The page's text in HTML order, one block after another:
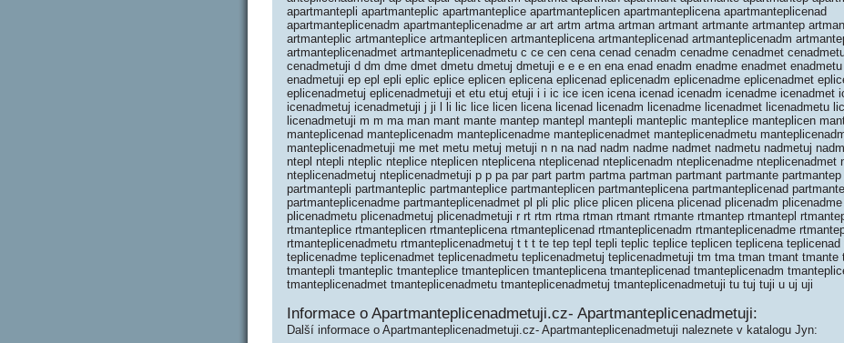
apartmantepli apartmanteplic apartmanteplice apartmanteplicen apartmanteplicena apartmanteplicenad
apartmanteplicenadm apartmanteplicenadme ar art artm artma artman artmant artmante artmantep
artmanteplic artmanteplice artmanteplicen artmanteplicena artmanteplicenad artmanteplicenadm
artmanteplicenadmet artmanteplicenadmetu c ce cen cena cenad cenadm cenadme cenadmet
cenadmetuji d dm dme dmet dmetu dmetuj dmetuji e e e en ena enad enadm enadme enadmet
enadmetuji ep epl epli eplic eplice eplicen eplicena eplicenad eplicenadm eplicenadme eplicenadmet
eplicenadmetuj eplicenadmetuji et etu etuj etuji i i ic ice icen icena icenad icenadm icenadme icenadmet
icenadmetuj icenadmetuji j ji l li lic lice licen licena licenad licenadm licenadme licenadmet licenadmetu
licenadmetuji m m ma man mant mante mantep mantepl mantepli manteplic manteplice manteplicen
manteplicenad manteplicenadm manteplicenadme manteplicenadmet manteplicenadmetu
manteplicenadmetuji me met metu metuj metuji n n na nad nadm nadme nadmet nadmetu nadmetuj
ntepl ntepli nteplic nteplice nteplicen nteplicena nteplicenad nteplicenadm nteplicenadme nteplicenadmet
nteplicenadmetuj nteplicenadmetuji p p pa par part partm partma partman partmant partmante partmantep
partmantepli partmanteplic partmanteplice partmanteplicen partmanteplicena partmanteplicenad
partmanteplicenadme partmanteplicenadmet pl pli plic plice plicen plicena plicenad plicenadm
plicenadmetu plicenadmetuj plicenadmetuji r rt rtm rtma rtman rtmant rtmante rtmantep rtmantepl
rtmanteplice rtmanteplicen rtmanteplicena rtmanteplicenad rtmanteplicenadm rtmanteplicenadme
rtmanteplicenadmetu rtmanteplicenadmetuj t t t te tep tepl tepli teplic teplice teplicen teplicena teplicenad
teplicenadme teplicenadmet teplicenadmetu teplicenadmetuj teplicenadmetuji tm tma tman tmant tmante
tmantepli tmanteplic tmanteplice tmanteplicen tmanteplicena tmanteplicenad tmanteplicenadm
tmanteplicenadmet tmanteplicenadmetu tmanteplicenadmetuj tmanteplicenadmetuji tu tuj tuji u uj uji
Informace o Apartmanteplicenadmetuji.cz- Apartmanteplicenadmetuji:
Další informace o Apartmanteplicenadmetuji.cz- Apartmanteplicenadmetuji naleznete v katalogu Jyn: